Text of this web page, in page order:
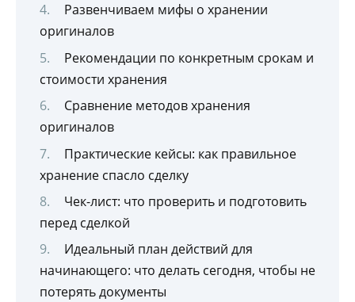
Развенчиваем мифы о хранении
оригиналов
Рекомендации по конкретным срокам и
стоимости хранения
Сравнение методов хранения
оригиналов
Практические кейсы: как правильное
хранение спасло сделку
Чек-лист: что проверить и подготовить
перед сделкой
Идеальный план действий для
начинающего: что делать сегодня, чтобы не
потерять документы